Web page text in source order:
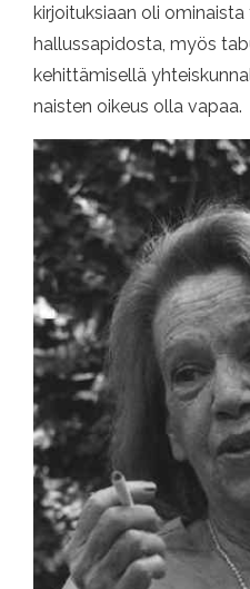
kirjoituksiaan oli
hallussapidosta, myös
kehittämisellä
naisten oikeus olla vapaa.